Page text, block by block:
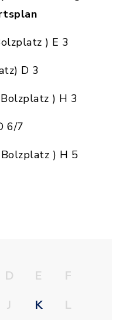
) E 3
D 3
) H 3
6/7
) H 5
D E
F
J K
L